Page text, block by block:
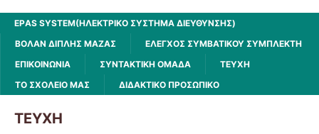
EPΑS SYSTEM(ΗΛΕΚΤΡΙΚΟ ΣΥΣΤΗΜΑ ΔΙΕΥΘΥΝΣΗΣ)
ΒΟΛΆΝ ΔΙΠΛΉΣ ΜΆΖΑΣ
ΈΛΕΓΧΟΣ ΣΥΜΒΑΤΙΚΟΎ ΣΥΜΠΛΈΚΤΗ
ΕΠΙΚΟΙΝΩΝΙΑ
ΣΥΝΤΑΚΤΙΚΗ ΟΜΑΔΑ
ΤΕΥΧΗ
ΤΟ ΣΧΟΛΕΙΟ ΜΑΣ
ΔΙΔΑΚΤΙΚΟ ΠΡΟΣΩΠΙΚΟ
ΤΕΥΧΗ